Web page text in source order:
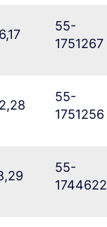
55-
1751267
55-
1751256
55-
1744622